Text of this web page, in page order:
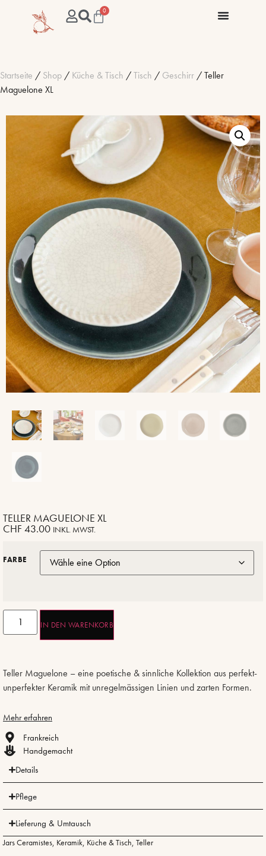
0
Startseite / Shop / Küche & Tisch /Tisch / Geschirr / Teller
Maguelone XL
TELLER MAGUELONE XL
CHF 43.00 INKL. MWST.
FARBE
IN DEN WARENKORB
Teller Maguelone – eine poetische & sinnliche Kollektion aus perfekt-
unperfekter Keramik mit unregelmässigen Linien und zarten Formen.
Mehr erfahren
Frankreich
Handgemacht
Details
Pflege
Lieferung & Umtausch
Jars Ceramistes, Keramik, Küche & Tisch, Teller